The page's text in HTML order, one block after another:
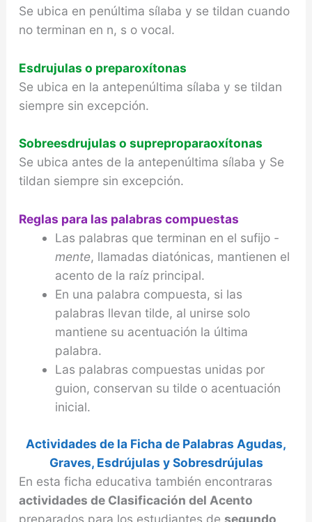
Se ubica en penúltima sílaba y se tildan cuando
no terminan en n, s o vocal.
Esdrujulas o preparoxítonas
Se ubica en la antepenúltima sílaba y se tildan
siempre sin excepción.
Sobreesdrujulas o supreproparaoxítonas
Se ubica antes de la antepenúltima sílaba y Se
tildan siempre sin excepción.
Reglas para las palabras compuestas
Las palabras que terminan en el sufijo -
mente, llamadas diatónicas, mantienen el
acento de la raíz principal.
En una palabra compuesta, si las
palabras llevan tilde, al unirse solo
mantiene su acentuación la última
palabra.
Las palabras compuestas unidas por
guion, conservan su tilde o acentuación
inicial.
Actividades de la Ficha de Palabras Agudas,
Graves, Esdrújulas y Sobresdrújulas
En esta ficha educativa también encontraras
actividades de Clasificación del Acento
preparados para los estudiantes de segundo